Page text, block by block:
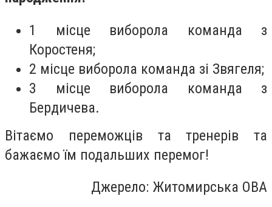
1 місце виборола команда з
Коростеня;
2 місце виборола команда зі Звягеля;
3 місце виборола команда з
Бердичева.
Вітаємо переможців та тренерів та
бажаємо їм подальших перемог!
Джерело: Житомирська ОВА